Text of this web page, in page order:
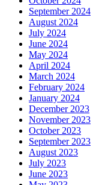
September 2024
August 2024
July 2024
June 2024
May 2024
April 2024
March 2024
February 2024
January 2024
December 2023
November 2023
October 2023
September 2023
August 2023
July 2023
June 2023